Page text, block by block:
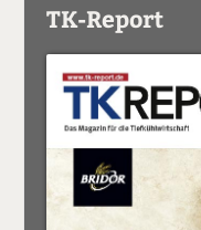
TK-Report